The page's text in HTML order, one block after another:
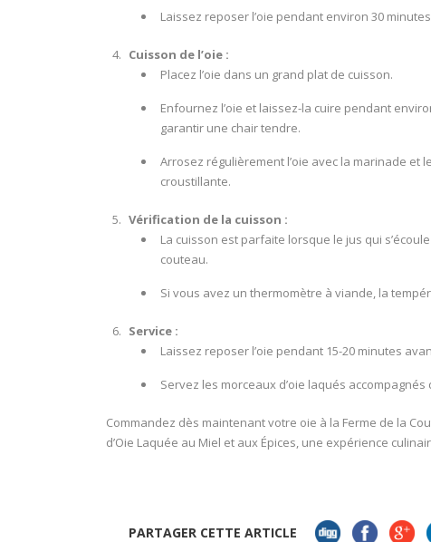
Laissez reposer l’oie pendant environ 30
Cuisson de l’oie :
Placez l’oie dans un grand plat de cuisson.
Enfournez l’oie et laissez-la cuire pendant
garantir une chair tendre.
Arrosez régulièrement l’oie avec la marinade
croustillante.
Vérification de la cuisson :
La cuisson est parfaite lorsque le jus qui
couteau.
Si vous avez un thermomètre à viande, la
Service :
Laissez reposer l’oie pendant 15-20 minutes
Servez les morceaux d’oie laqués
Commandez dès maintenant votre oie à la Ferme de la
d’Oie Laquée au Miel et aux Épices, une expérience
PARTAGER CETTE ARTICLE